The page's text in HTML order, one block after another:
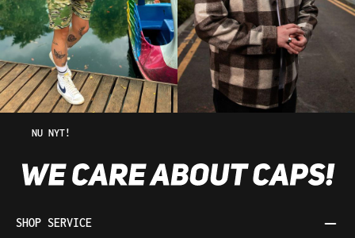
NU NYT!
SHOP SERVICE